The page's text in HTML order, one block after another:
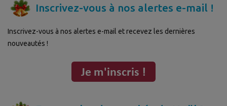
Inscrivez-vous à nos alertes e-mail !
Inscrivez-vous à nos alertes e-mail et recevez les dernières
nouveautés !